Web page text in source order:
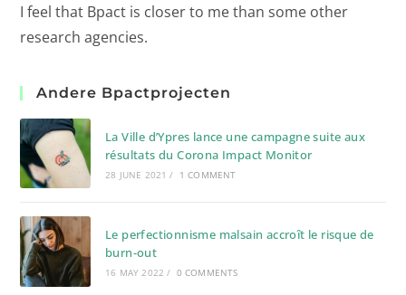
I feel that Bpact is closer to me than some other
research agencies.
Andere Bpactprojecten
La Ville d’Ypres lance une campagne suite aux
résultats du Corona Impact Monitor
28 JUNE 2021 / 1 COMMENT
Le perfectionnisme malsain accroît le risque de
burn-out
16 MAY 2022 / 0 COMMENTS